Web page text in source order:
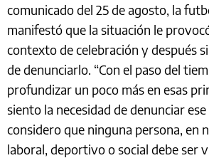
comunicado del 25 de agosto, la
manifestó que la situación le
contexto de celebración y después
de denunciarlo. “Con el paso del
profundizar un poco más en esas
siento la necesidad de denunciar
considero que ninguna persona, en
laboral, deportivo o social debe ser